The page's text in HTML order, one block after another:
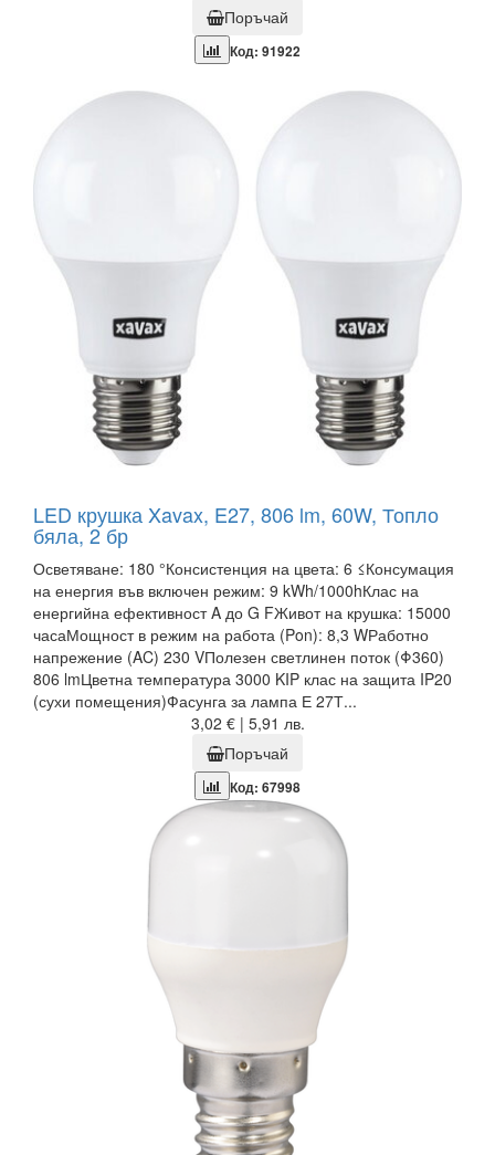
Поръчай
Код: 91922
LED крушка Xavax, E27, 806 lm, 60W, Топло
бяла, 2 бр
Осветяване: 180 °Консистенция на цвета: 6 ≤Консумация
на енергия във включен режим: 9 kWh/1000hКлас на
енергийна ефективност A до G FЖивот на крушка: 15000
часаМощност в режим на работа (Pon): 8,3 WРаботно
напрежение (AC) 230 VПолезен светлинен поток (Φ360)
806 lmЦветна температура 3000 KIP клас на защита IP20
(сухи помещения)Фасунга за лампа Е 27Т...
3,02 € | 5,91 лв.
Поръчай
Код: 67998